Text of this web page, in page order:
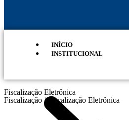
INÍCIO
INSTITUCIONAL
Fiscalização Eletrônica
Fiscalização / Fiscalização Eletrônica